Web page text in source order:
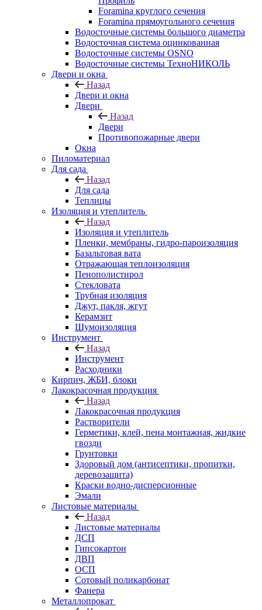
Foramina круглого сечения
Foramina прямоугольного сечения
Водосточные системы большого диаметра
Водосточная система оцинкованная
Водосточные системы OSNO
Водосточные системы ТехноНИКОЛЬ
Двери и окна
Назад
Двери и окна
Двери
Назад
Двери
Противопожарные двери
Окна
Пиломатериал
Для сада
Назад
Для сада
Теплицы
Изоляция и утеплитель
Назад
Изоляция и утеплитель
Пленки, мембраны, гидро-пароизоляция
Базальтовая вата
Отражающая теплоизоляция
Пенополистирол
Стекловата
Трубная изоляция
Джут, пакля, жгут
Керамзит
Шумоизоляция
Инструмент
Назад
Инструмент
Расходники
Кирпич, ЖБИ, блоки
Лакокрасочная продукция
Назад
Лакокрасочная продукция
Растворители
Герметики, клей, пена монтажная, жидкие
гвозди
Грунтовки
Здоровый дом (антисептики, пропитки,
деревозащита)
Краски водно-дисперсионные
Эмали
Листовые материалы
Назад
Листовые материалы
ДСП
Гипсокартон
ДВП
ОСП
Сотовый поликарбонат
Фанера
Металлопрокат